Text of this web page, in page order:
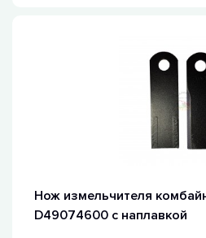
Нож измельчителя
D49074600 с наплавкой